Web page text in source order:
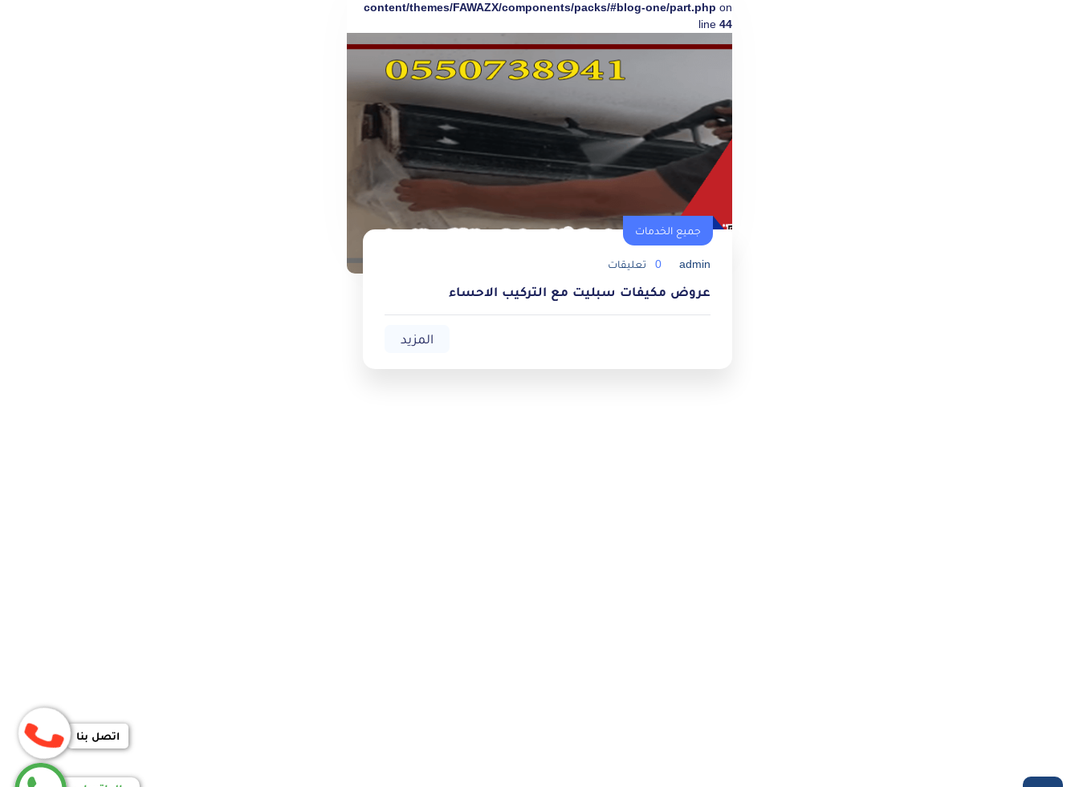
content/themes/FAWAZX/components/packs/#blog-one/part.php on
line 44
جميع الخدمات
admin
0 تعليقات
عروض مكيفات سبليت مع التركيب الاحساء
المزيد
اتصل بنا